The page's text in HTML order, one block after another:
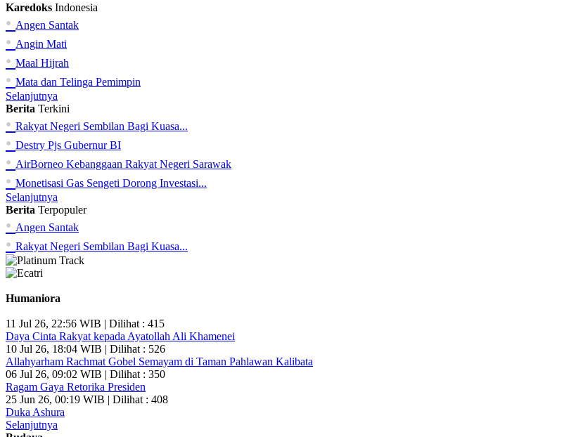
Karedoks Indonesia
• Angen Santak
• Angin Mati
• Maal Hijrah
• Mata dan Telinga Pemimpin
Selanjutnya
Berita Terkini
• Rakyat Negeri Sembilan Bagi Kuasa...
• Destry Pjs Gubernur BI
• AirBorneo Kebanggaan Rakyat Negeri Sarawak
• Monetisasi Gas Sengeti Dorong Investasi...
Selanjutnya
Berita Terpopuler
• Angen Santak
• Rakyat Negeri Sembilan Bagi Kuasa...
Humaniora
11 Jul 26, 22:56 WIB | Dilihat : 415
Daya Cinta Rakyat kepada Ayatollah Ali Khamenei
10 Jul 26, 18:04 WIB | Dilihat : 526
Allahyarham Rachmat Gobel Semayam di Taman Pahlawan Kalibata
06 Jul 26, 09:02 WIB | Dilihat : 350
Ragam Gaya Retorika Presiden
25 Jun 26, 00:19 WIB | Dilihat : 408
Duka Ashura
Selanjutnya